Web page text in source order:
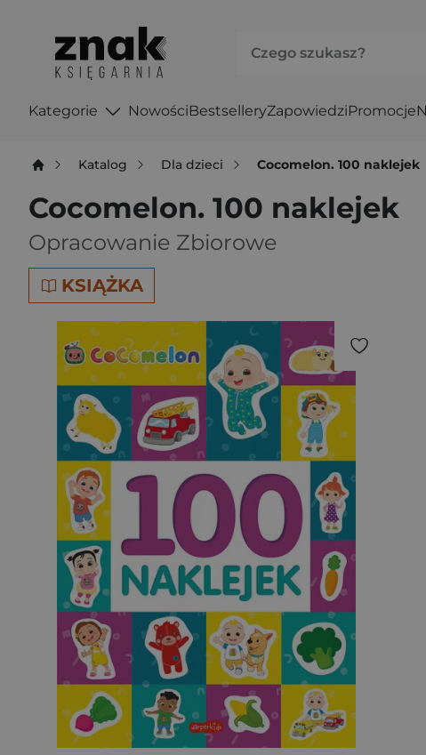
Kategorie NowościBestselleryZapowiedziPromocje
Katalog Dla dzieci Cocomelon. 100 naklejek
Cocomelon. 100 naklejek
Opracowanie Zbiorowe
KSIĄŻKA